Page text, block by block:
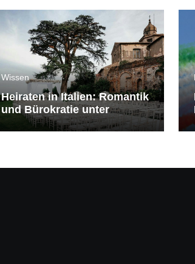
Wissen
Heiraten in Italien: Romantik
und Bürokratie unter
mediterranem Himmel